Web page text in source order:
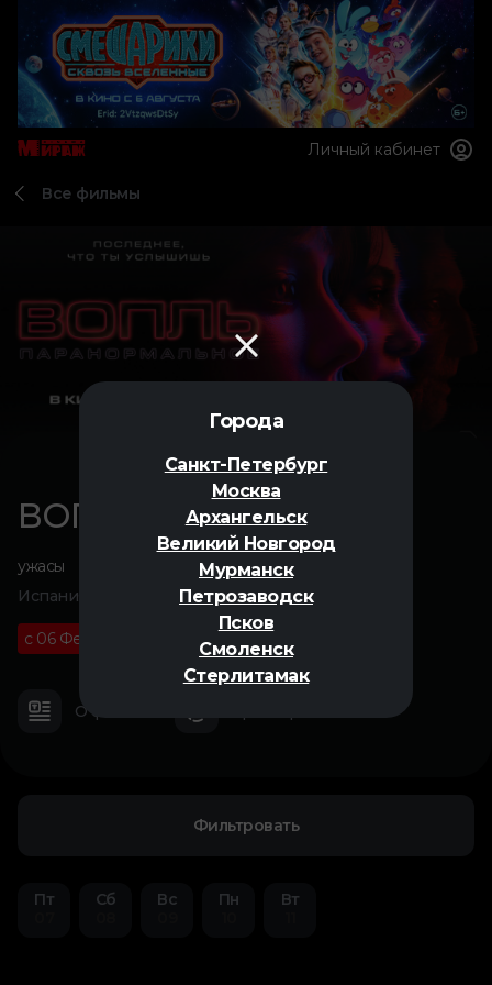
Города
Санкт-Петербург
Москва
Архангельск
Великий Новгород
Мурманск
Петрозаводск
Псков
Смоленск
Стерлитамак
Личный кабинет
Все фильмы
ВОПЛЬ
ужасы
Испания, Франция, Аргентина, 2025
с 06 Февраля 01 ч 52 м
О фильме
Фильтровать
Пт
Сб
Вс
Пн
Вт